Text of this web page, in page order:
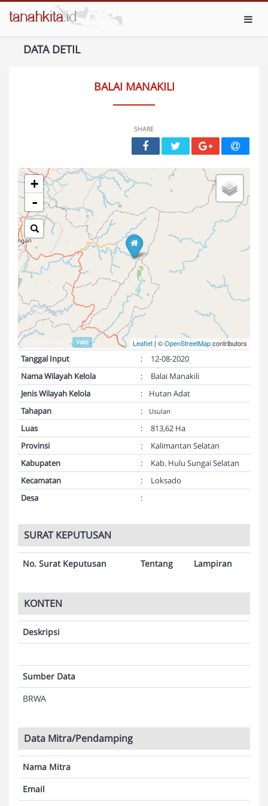
DATA DETIL
BALAI MANAKILI
SHARE
+
-
Leaflet | ©OpenStreetMapcontributors
Validasi Peta: Valid
Tanggal Input :
12-08-2020
Nama Wilayah Kelola
:
Balai Manakili
Jenis Wilayah Kelola
:
Hutan Adat
Tahapan
: Usulan
Luas :
813,62 Ha
Provinsi
:
Kalimantan Selatan
Kabupaten
:
Kab. Hulu Sungai Selatan
Kecamatan
:
Loksado
Desa
:
SURAT KEPUTUSAN
No. Surat Keputusan Tentang Lampiran
KONTEN
Deskripsi
Sumber Data
BRWA
Data Mitra/Pendamping
Nama Mitra
Email